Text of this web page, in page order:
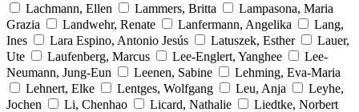
Lachmann, Ellen
Lammers, Britta
Lampasona, Maria
Grazia
Landwehr, Renate Lanfermann, Angelika
Lang,
Ines
Lara Espino, Antonio Jesús Latuszek, Esther
Lauer,
Ute
Laufenberg, Marcus Lee-Englert, Yanghee
Lee-
Neumann, Jung-Eun
Leenen, Sabine
Lehming, Eva-Maria
Lehnert, Elke
Lentges, Wolfgang Leu, Anja
Leyhe,
Jochen
Li, Chenhao Licard, Nathalie
Liedtke, Norbert